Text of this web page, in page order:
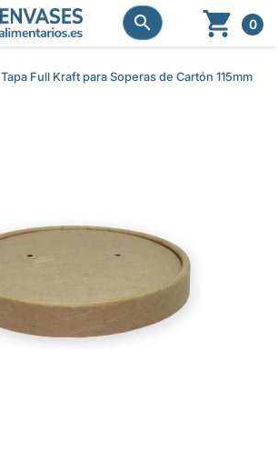

  0
Tapa Full Kraft para Soperas de Cartón 115mm